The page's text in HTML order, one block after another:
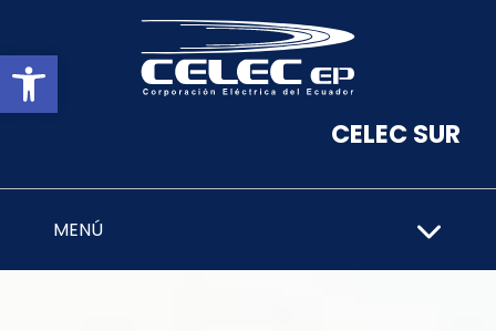
Abrir barra de herramientas
CELEC SUR
MENÚ